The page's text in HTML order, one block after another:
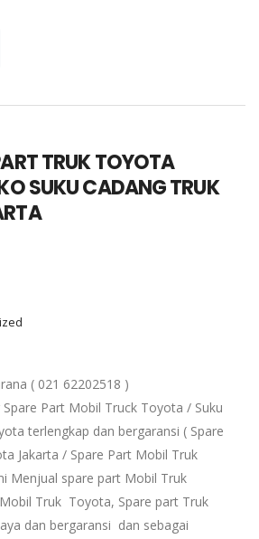
TRUK TOYOTA
SUKU CADANG TRUK
( 021 62202518 )
Part Mobil Truck Toyota / Suku
terlengkap dan bergaransi ( Spare
Jakarta / Spare Part Mobil Truk
Menjual spare part Mobil Truk
Truk Toyota, Spare part Truk
dan bergaransi dan sebagai